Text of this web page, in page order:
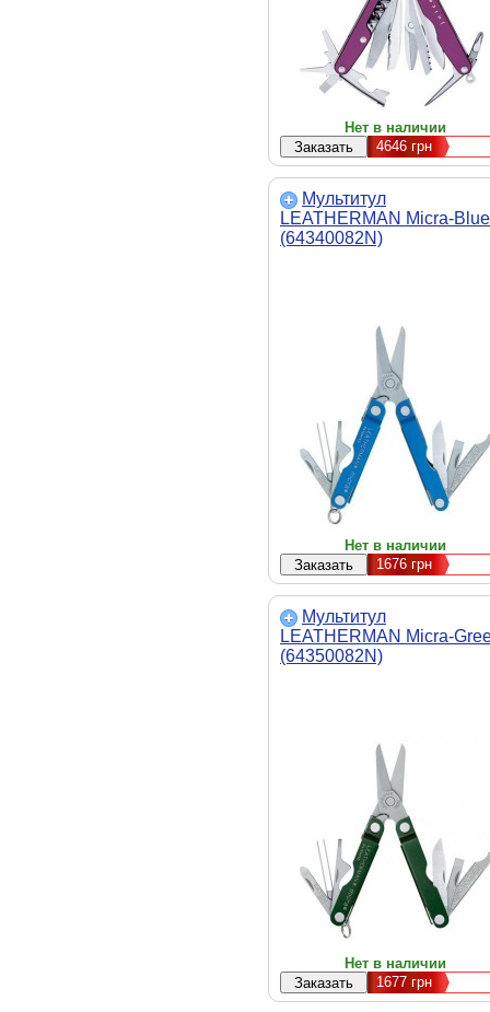
Нет в наличии
4646 грн
Мультитул
LEATHERMAN Micra-Blue
(64340082N)
Нет в наличии
1676 грн
Мультитул
LEATHERMAN Micra-
(64350082N)
Нет в наличии
1677 грн